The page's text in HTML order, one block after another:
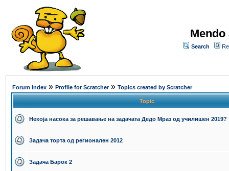
Search
Forum Index » Profile for Scratcher» Topics created by Scratcher
Topic
Некоја насока за решавање на задачата Дедо Мраз од училишен 2019?
Задача торта од регионален 2012
Задача Барок 2